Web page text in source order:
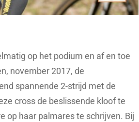
op het podium en af en toe
november 2017, de
spannende 2-strijd met de
cross de beslissende kloof te
op haar palmares te schrijven. Bij